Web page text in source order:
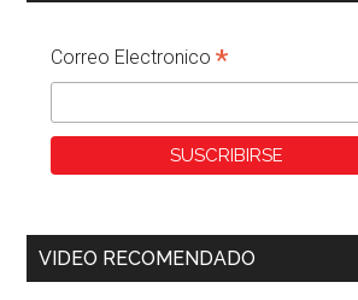
Correo Electronico*
VIDEO RECOMENDADO